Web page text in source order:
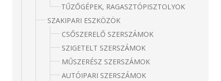
TŰZŐGÉPEK, RAGASZTÓPISZTOLYOK
SZAKIPARI ESZKÖZÖK
CSŐSZERELŐ SZERSZÁMOK
SZIGETELT SZERSZÁMOK
MŰSZERÉSZ SZERSZÁMOK
AUTÓIPARI SZERSZÁMOK